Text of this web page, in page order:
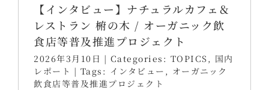
【インタビュー】ナチュラルカフェ＆
レストラン 椨の木 / オーガニック飲
食店等普及推進プロジェクト
2026年3月10日 | Categories: TOPICS , 国内
レポート | Tags: インタビュー , オーガニック
飲食店等普及推進プロジェクト